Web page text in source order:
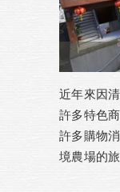
近年來因
許多特色
許多購物
境農場的旅